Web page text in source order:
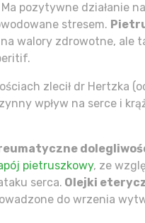
Ma pozytywne działanie
stresem.
walory zdrowotne, ale
zlecił dr Hertzka
wpływ na serce i
pietruszkowy, ze
serca. Olejki
do wrzenia